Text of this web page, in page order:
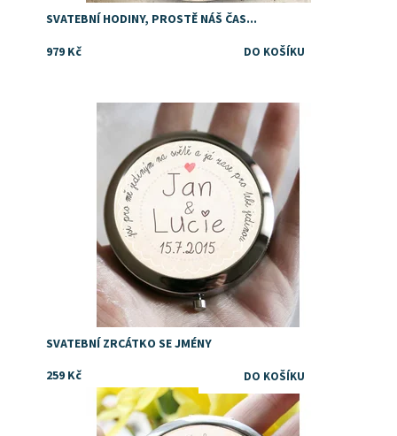
SVATEBNÍ HODINY, PROSTĚ NÁŠ ČAS...
979 Kč
Dostupnost: Skladem
SVATEBNÍ ZRCÁTKO SE JMÉNY
259 Kč
Dostupnost:
Skladem